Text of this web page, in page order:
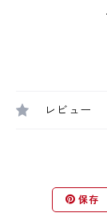
レビュー
保存